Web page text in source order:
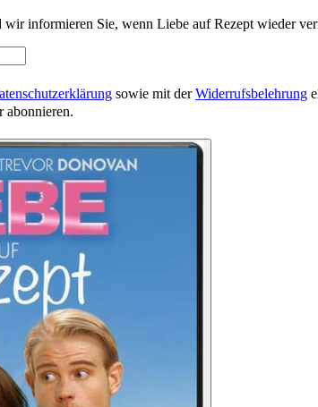
informieren Sie, wenn Liebe auf Rezept wieder
sowie mit derWiderrufsbelehrung